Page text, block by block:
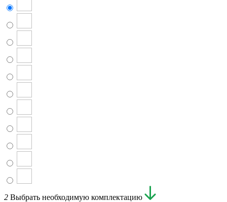
2 Выбрать необходимую комплектацию